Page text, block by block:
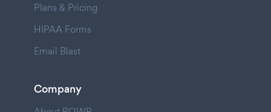
Plans & Pricing
HIPAA Forms
Email Blast
Company